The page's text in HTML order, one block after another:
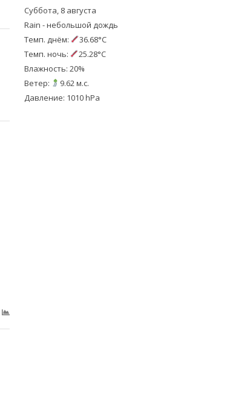
Суббота, 8 августа
Rain - небольшой дождь
Темп. днём:
36.68°C
Темп. ночь:
25.28°C
Влажность: 20%
Ветер:
9.62 м.с.
Давление: 1010 hPa